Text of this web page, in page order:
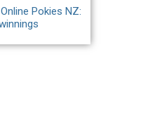
Pokies NZ: